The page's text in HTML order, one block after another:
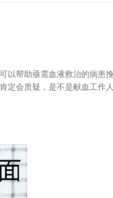
帮助亟需血液救治的病患
定会质疑，是不是献血工作